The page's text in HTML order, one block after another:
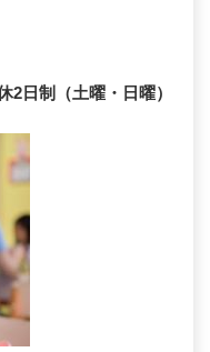
日制（土曜・日曜）